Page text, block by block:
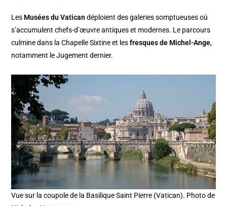
Les Musées du Vatican déploient des galeries somptueuses où
s’accumulent chefs-d’œuvre antiques et modernes. Le parcours
culmine dans la Chapelle Sixtine et lesfresques de Michel-Ange,
notamment le Jugement dernier.
Vue sur la coupole de la Basilique Saint Pierre (Vatican). Photo de